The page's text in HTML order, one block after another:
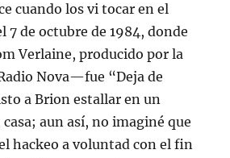
cuando los vi tocar en el
7 de octubre de 1984, donde
Verlaine, producido por la
Nova—fue “Deja de
a Brion estallar en un
aun así, no imaginé que
hackeo a voluntad con el fin